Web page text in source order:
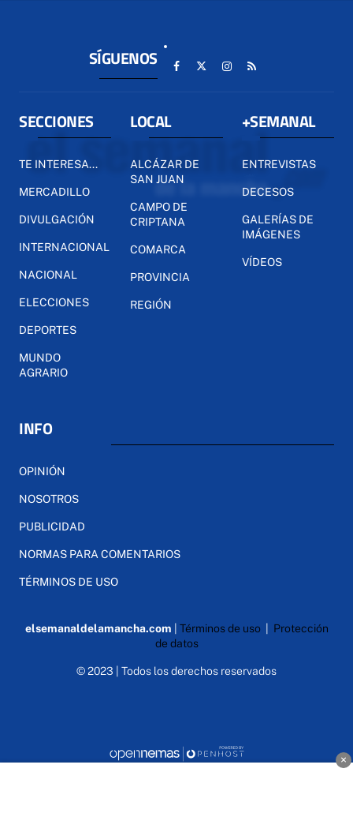
SÍGUENOS
SECCIONES
TE INTERESA...
MERCADILLO
DIVULGACIÓN
INTERNACIONAL
NACIONAL
ELECCIONES
DEPORTES
MUNDO
AGRARIO
LOCAL
ALCÁZAR DE
SAN JUAN
CAMPO DE
CRIPTANA
COMARCA
PROVINCIA
REGIÓN
+SEMANAL
ENTREVISTAS
DECESOS
GALERÍAS DE
IMÁGENES
VÍDEOS
INFO
OPINIÓN
NOSOTROS
PUBLICIDAD
NORMAS PARA COMENTARIOS
TÉRMINOS DE USO
elsemanaldelamancha.com Términos de uso| Protección
de datos
© 2023 | Todos los derechos reservados
×